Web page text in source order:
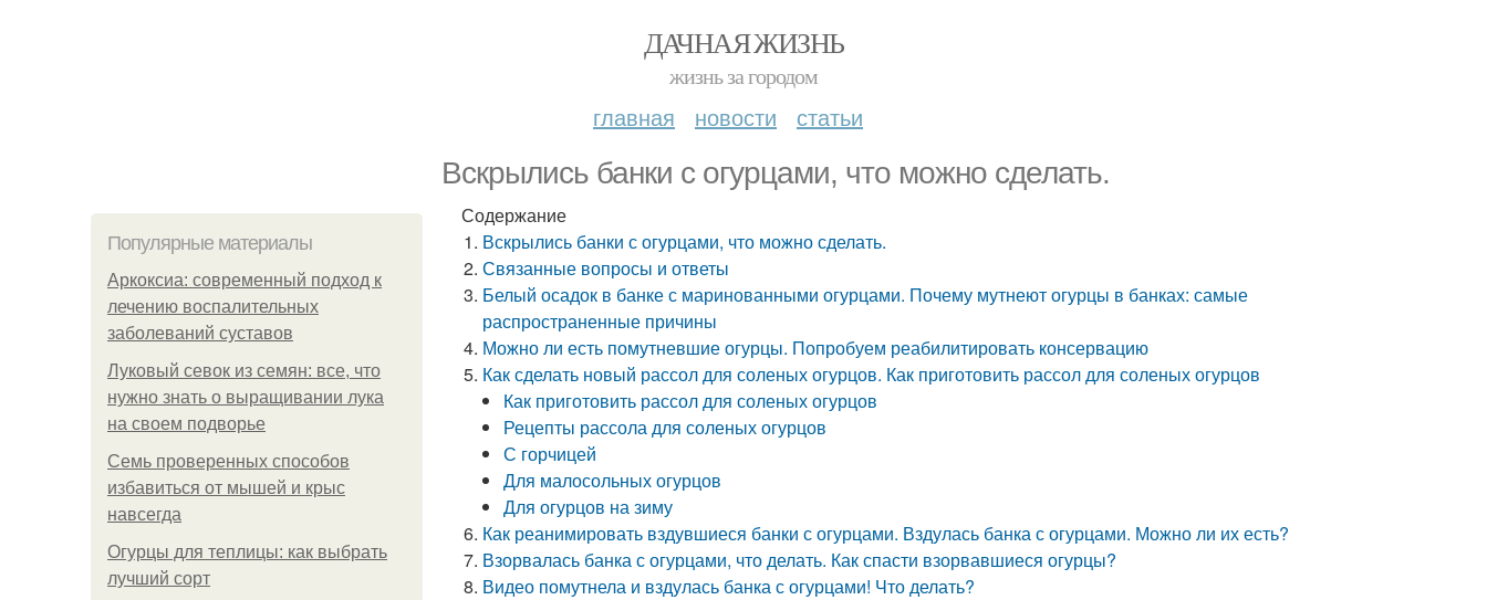
ДАЧНАЯ ЖИЗНЬ
жизнь за городом
главная новости статьи
Вскрылись банки с огурцами, что можно сделать.
Популярные материалы
Аркоксиа: современный подход к
лечению воспалительных
заболеваний суставов
Луковый севок из семян: все, что
нужно знать о выращивании лука
на своем подворье
Семь проверенных способов
избавиться от мышей и крыс
навсегда
Огурцы для теплицы: как выбрать
лучший сорт
Содержание
Вскрылись банки с огурцами, что можно сделать.
Связанные вопросы и ответы
Белый осадок в банке с маринованными огурцами. Почему мутнеют огурцы в банках: самые
распространенные причины
Можно ли есть помутневшие огурцы. Попробуем реабилитировать консервацию
Как сделать новый рассол для соленых огурцов. Как приготовить рассол для соленых огурцов
Как приготовить рассол для соленых огурцов
Рецепты рассола для соленых огурцов
С горчицей
Для малосольных огурцов
Для огурцов на зиму
Как реанимировать вздувшиеся банки с огурцами. Вздулась банка с огурцами. Можно ли их есть?
Взорвалась банка с огурцами, что делать. Как спасти взорвавшиеся огурцы?
Видео помутнела и вздулась банка с огурцами! Что делать?